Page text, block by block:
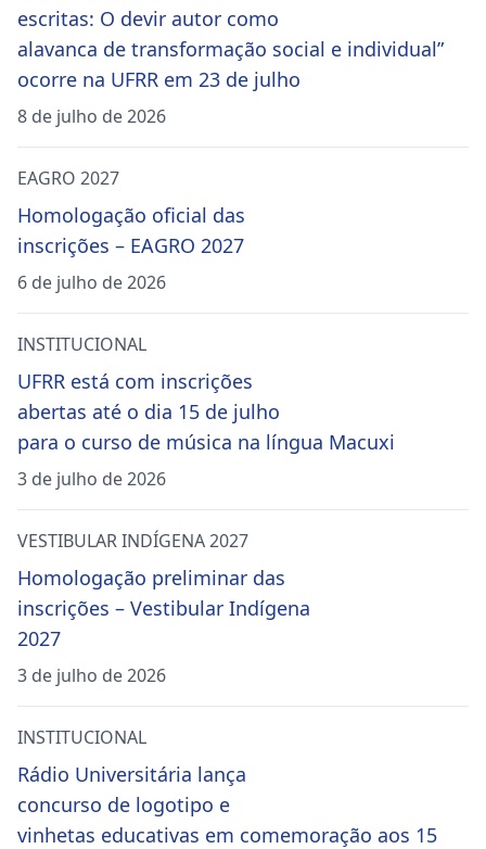
escritas: O devir autor como
alavanca de transformação social e individual”
ocorre na UFRR em 23 de julho
8 de julho de 2026
EAGRO 2027
Homologação oficial das
inscrições – EAGRO 2027
6 de julho de 2026
INSTITUCIONAL
UFRR está com inscrições
abertas até o dia 15 de julho
para o curso de música na língua Macuxi
3 de julho de 2026
VESTIBULAR INDÍGENA 2027
Homologação preliminar das
inscrições – Vestibular Indígena
2027
3 de julho de 2026
INSTITUCIONAL
Rádio Universitária lança
concurso de logotipo e
vinhetas educativas em comemoração aos 15